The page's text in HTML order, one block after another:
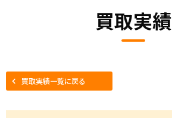
買取実績
買取実績一覧に戻る